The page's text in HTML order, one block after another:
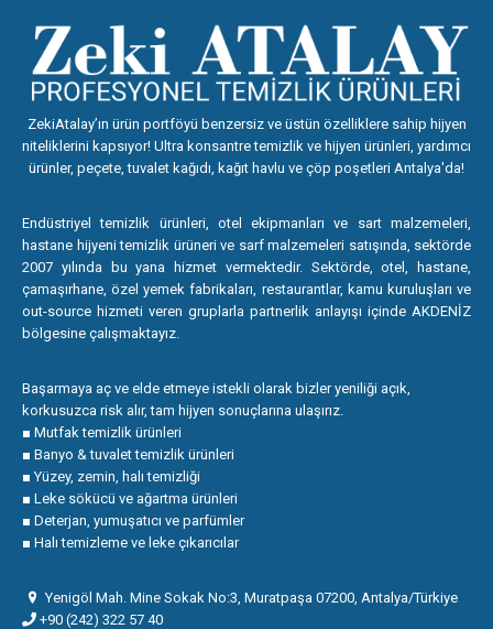
ZekiAtalay’ın ürün portföyü benzersiz ve üstün özelliklere sahip hijyen
niteliklerini kapsıyor! Ultra konsantre temizlik ve hijyen ürünleri, yardımcı
ürünler, peçete, tuvalet kağıdı, kağıt havlu ve çöp poşetleri Antalya'da!
Endüstriyel temizlik ürünleri, otel ekipmanları ve sart malzemeleri,
hastane hijyeni temizlik ürüneri ve sarf malzemeleri satışında, sektörde
2007 yılında bu yana hizmet vermektedir. Sektörde, otel, hastane,
çamaşırhane, özel yemek fabrikaları, restaurantlar, kamu kuruluşları ve
out-source hizmeti veren gruplarla partnerlik anlayışı içinde AKDENİZ
bölgesine çalışmaktayız.
Başarmaya aç ve elde etmeye istekli olarak bizler yeniliği açık,
korkusuzca risk alır, tam hijyen sonuçlarına ulaşırız.
■ Mutfak temizlik ürünleri
■ Banyo & tuvalet temizlik ürünleri
■ Yüzey, zemin, halı temizliği
■ Leke sökücü ve ağartma ürünleri
■ Deterjan, yumuşatıcı ve parfümler
■ Halı temizleme ve leke çıkarıcılar
Yenigöl Mah. Mine Sokak No:3, Muratpaşa 07200, Antalya/Türkiye
+90 (242) 322 57 40